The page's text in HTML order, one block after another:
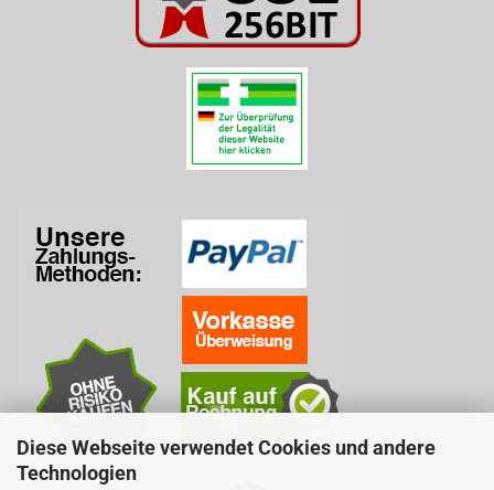
Diese Webseite verwendet Cookies und andere
Technologien